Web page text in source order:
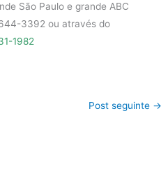
São Paulo e grande ABC
3392 ou através do
1982
Post seguinte →